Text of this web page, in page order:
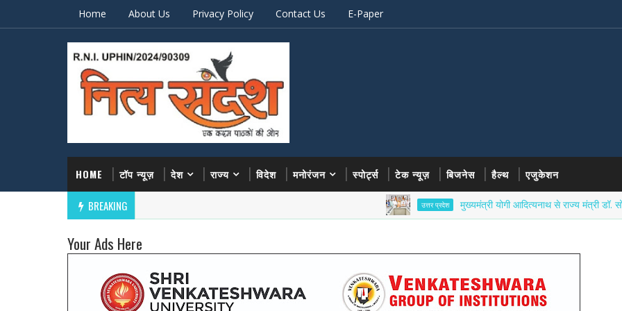
Home About Us Privacy Policy Contact Us E-Paper
HOME टॉप न्यूज़ देश राज्य विदेश मनोरंजन स्पोर्ट्स टेक न्यूज़ बिजनेस हैल्थ एजुकेशन
BREAKING उत्तर प्रदेश मुख्यमंत्री योगी आदित्यनाथ से राज्य मंत्री डॉ. सोमेंद्र तोमर
Your Ads Here